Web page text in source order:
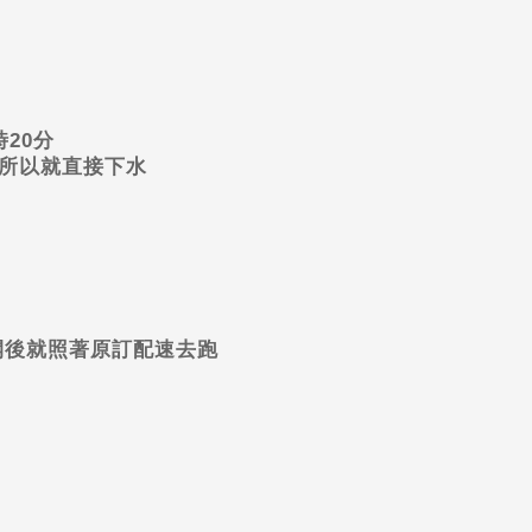
20分
以就直接下水
就照著原訂配速去跑